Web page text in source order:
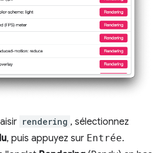
rendering , sélectionnez
, puis appuyez sur Entrée.